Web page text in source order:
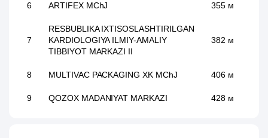
6 ARTIFEX MChJ 355 м
7
RESBUBLIKA IXTISOSLASHTIRILGAN
KARDIOLOGIYA ILMIY-AMALIY
TIBBIYOT MARKAZI II
382 м
8 MULTIVAC PACKAGING XK MChJ 406 м
9 QOZOX MADANIYAT MARKAZI 428 м